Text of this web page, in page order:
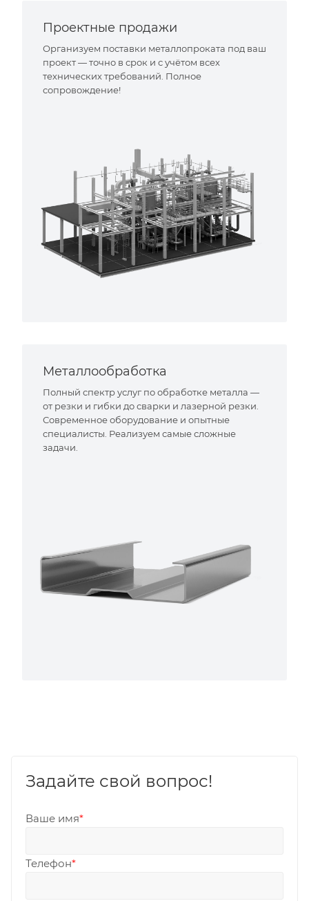
Проектные продажи
Организуем поставки металлопроката под ваш
проект — точно в срок и с учётом всех
технических требований. Полное
сопровождение!
Металлообработка
Полный спектр услуг по обработке металла —
от резки и гибки до сварки и лазерной резки.
Современное оборудование и опытные
специалисты. Реализуем самые сложные
задачи.
Задайте свой вопрос!
Ваше имя*
Телефон*